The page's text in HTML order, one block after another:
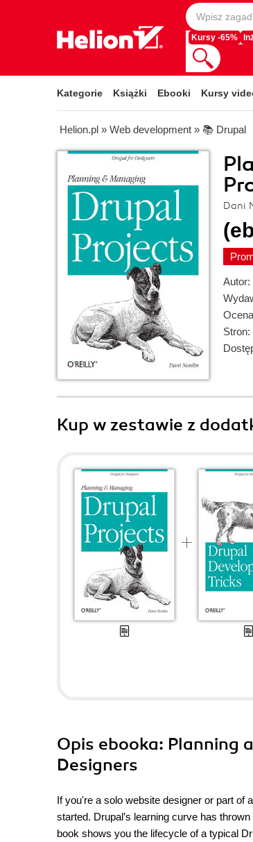
Kursy -65%
Kategorie Książki Ebooki Kursy
Helion.pl » Web development » 📚 Drupal
Dani
Autor:
Stron:
Kup w zestawie z
Opis ebooka: Planning
Designers
If you're a solo website designer or part of
started. Drupal’s learning curve has
book shows you the lifecycle of a typical